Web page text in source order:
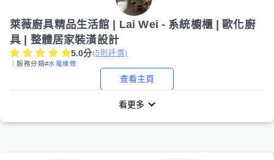
萊薇廚具精品生活館 | Lai Wei - 系統櫥櫃 | 歐化廚
具 | 整體居家裝潢設計
5.0分(5 則評價)
｜服務分類#水電維修
查看主頁
看更多